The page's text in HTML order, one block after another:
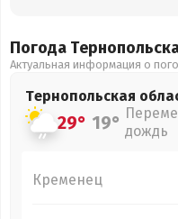
Погода
Актуальная информация о
Тернопольская
29° 19° дождь
Кременец